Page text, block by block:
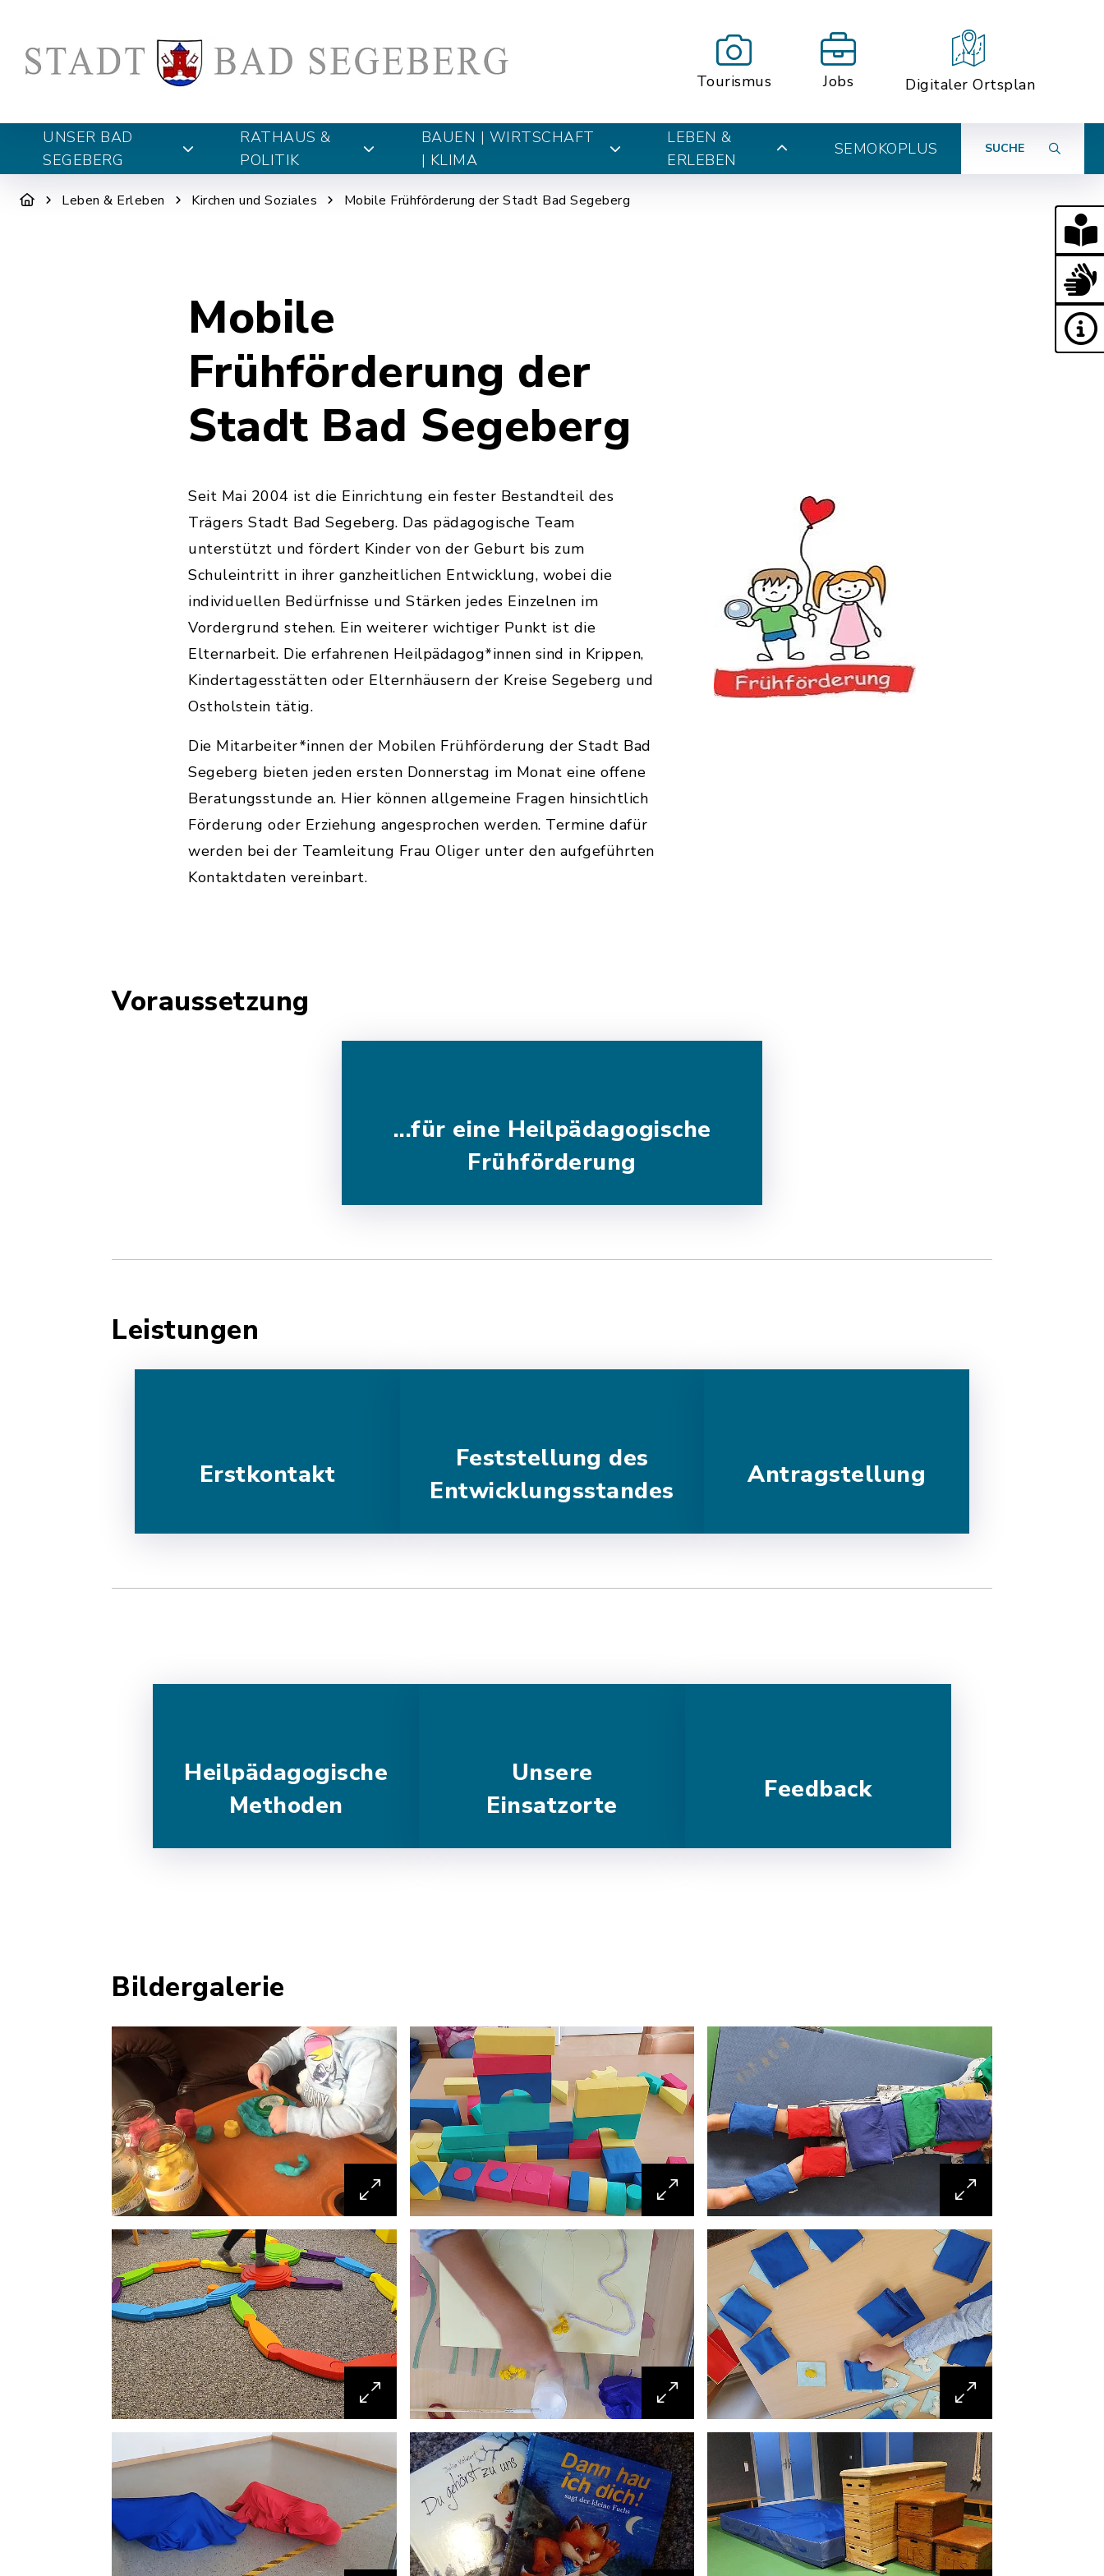
Tourismus Jobs Digitaler Ortsplan
UNSER BAD
SEGEBERG
RATHAUS &
POLITIK
BAUEN | WIRTSCHAFT
| KLIMA
LEBEN &
ERLEBEN
SEMOKOPLUS SUCHE
Leben & Erleben Kirchen und Soziales Mobile Frühförderung der Stadt Bad Segeberg
Mobile
Frühförderung der
Stadt Bad Segeberg
Seit Mai 2004 ist die Einrichtung ein fester Bestandteil des
Trägers Stadt Bad Segeberg. Das pädagogische Team
unterstützt und fördert Kinder von der Geburt bis zum
Schuleintritt in ihrer ganzheitlichen Entwicklung, wobei die
individuellen Bedürfnisse und Stärken jedes Einzelnen im
Vordergrund stehen. Ein weiterer wichtiger Punkt ist die
Elternarbeit. Die erfahrenen Heilpädagog*innen sind in Krippen,
Kindertagesstätten oder Elternhäusern der Kreise Segeberg und
Ostholstein tätig.
Die Mitarbeiter*innen der Mobilen Frühförderung der Stadt Bad
Segeberg bieten jeden ersten Donnerstag im Monat eine offene
Beratungsstunde an. Hier können allgemeine Fragen hinsichtlich
Förderung oder Erziehung angesprochen werden. Termine dafür
werden bei der Teamleitung Frau Oliger unter den aufgeführten
Kontaktdaten vereinbart.
Voraussetzung
...für eine Heilpädagogische
Frühförderung
Leistungen
Erstkontakt
Feststellung des
Entwicklungsstandes
Antragstellung
Heilpädagogische
Methoden
Unsere
Einsatzorte
Feedback
Bildergalerie